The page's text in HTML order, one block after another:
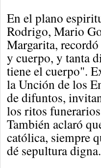
En el plano
Rodrigo, Mario
Margarita,
y cuerpo, y tanta
tiene el cuerpo".
la Unción de los
de difuntos,
los ritos
También aclaró
católica, siempre
dé sepultura digna.